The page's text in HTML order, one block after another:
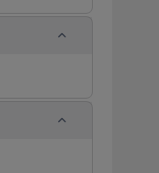
축소
축소